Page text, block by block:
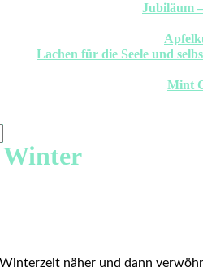
Jubiläum
Lachen für die Seele und
Mint
Winter
näher und dann